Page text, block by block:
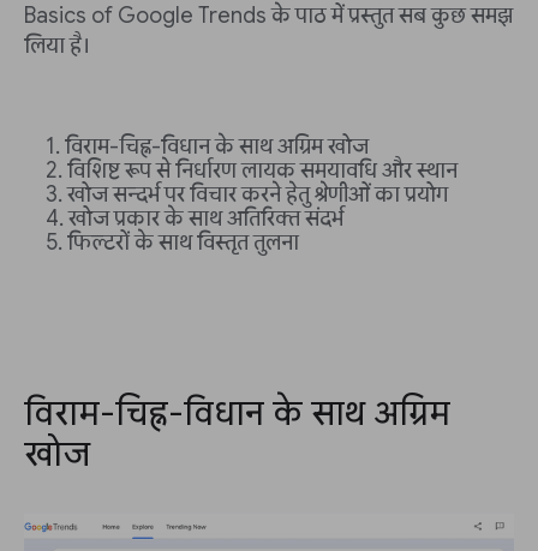
Basics of Google Trends के पाठ में प्रस्तुत सब कुछ समझ
लिया है।
विराम-चिह्न-विधान के साथ अग्रिम खोज
विशिष्ट रूप से निर्धारण लायक समयावधि और स्थान
खोज सन्दर्भ पर विचार करने हेतु श्रेणीओं का प्रयोग
खोज प्रकार के साथ अतिरिक्त संदर्भ
फिल्टरों के साथ विस्तृत तुलना
विराम-चिह्न-विधान के साथ अग्रिम
खोज